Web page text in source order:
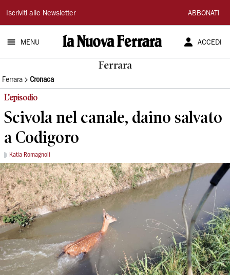
La
Nuova
Ferrara
Iscriviti alle Newsletter ABBONATI
MENU ACCEDI
Ferrara
Ferrara Cronaca
L’episodio
Scivola nel canale, daino salvato
a Codigoro
Katia Romagnoli